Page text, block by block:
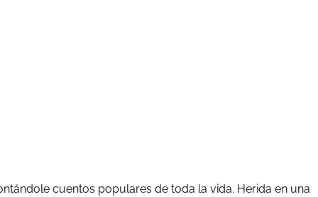
cuentos populares de toda la vida. Herida en una